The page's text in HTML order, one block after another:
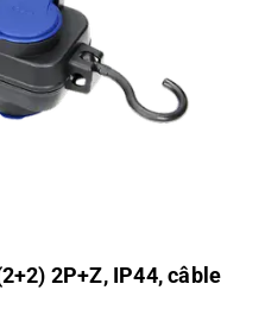
2P+Z, IP44, câble